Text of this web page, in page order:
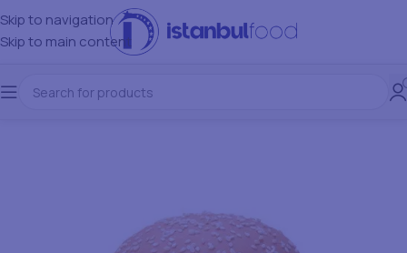
Skip to navigation
Skip to main content